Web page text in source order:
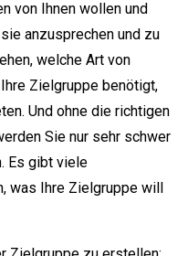
von Ihnen wollen und
anzusprechen und zu
welche Art von
Zielgruppe benötigt,
Und ohne die richtigen
Sie nur sehr schwer
Es gibt viele
was Ihre Zielgruppe will